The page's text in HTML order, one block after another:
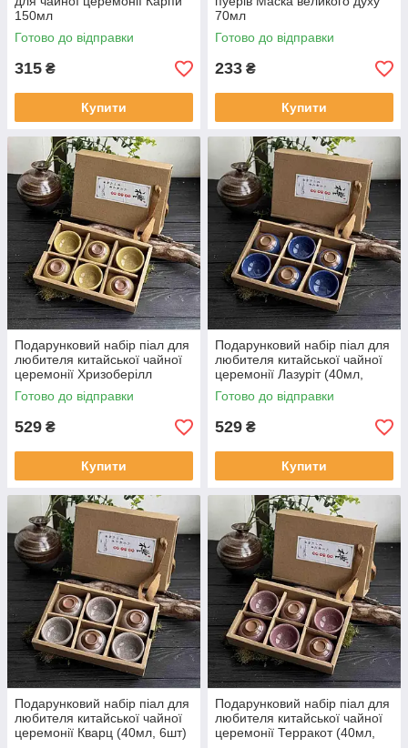
150мл
Готово до відправки
315 ₴
Купити
70мл
Готово до відправки
233 ₴
Купити
Подарунковий набір піал для
любителя китайської чайної
церемонії Хризоберілл
(40мл, 6шт)
Готово до відправки
529 ₴
Купити
Подарунковий набір піал для
любителя китайської чайної
церемонії Лазуріт (40мл,
6шт)
Готово до відправки
529 ₴
Купити
Подарунковий набір піал для
любителя китайської чайної
церемонії Кварц (40мл, 6шт)
Подарунковий набір піал для
любителя китайської чайної
церемонії Терракот (40мл,